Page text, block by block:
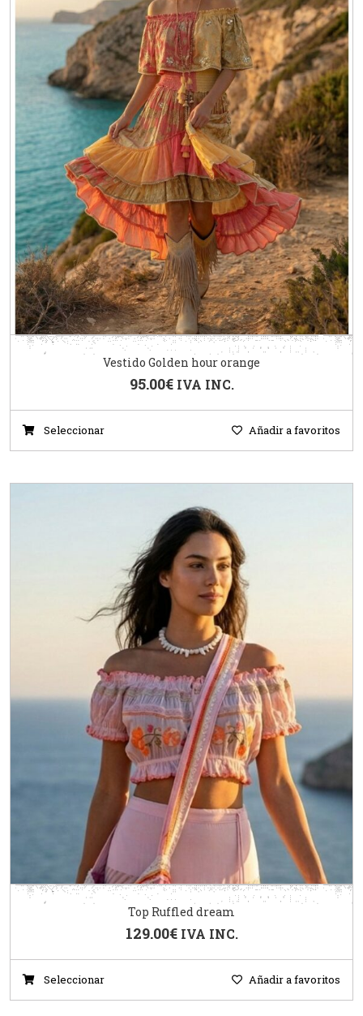
Vestido Golden hour orange
95.00€ IVA INC.
Seleccionar Añadir a favoritos
Top Ruffled dream
129.00€ IVA INC.
Seleccionar Añadir a favoritos